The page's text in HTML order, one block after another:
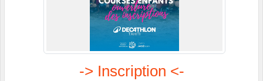
-> Inscription <-